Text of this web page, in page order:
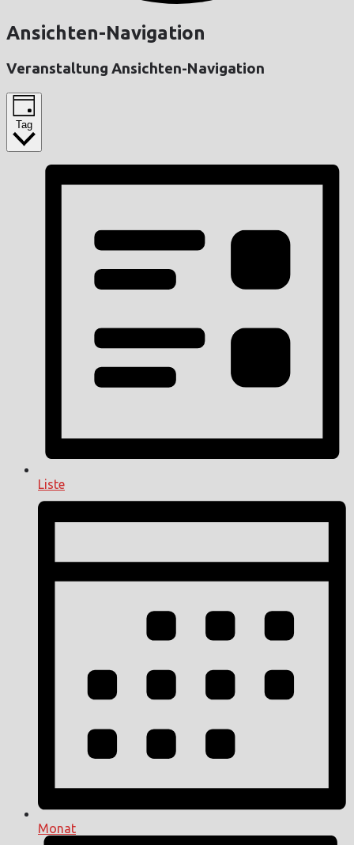
Ansichten-Navigation
Veranstaltung Ansichten-Navigation
Tag
Liste
Monat